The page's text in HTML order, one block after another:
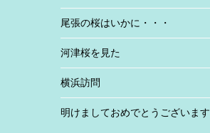
尾張の桜はいかに・・・
河津桜を見た
横浜訪問
明けましておめでとうございます